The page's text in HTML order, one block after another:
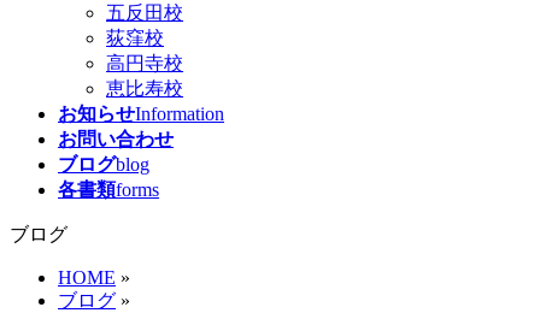
五反田校
荻窪校
高円寺校
恵比寿校
お知らせInformation
お問い合わせ
ブログblog
各書類forms
ブログ
HOME »
ブログ »